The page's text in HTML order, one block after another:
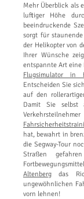
Mehr Überblick als
luftiger Höhe
beeindruckende
sorgt für
der Helikopter von
Ihrer Wünsche
entspannte Art eine
Flugsimulator in
Entscheiden Sie
auf den
Damit Sie selbst
hat, bewahrt in
die Segway-Tour
Straßen
Altenberg das
ungewöhnlichen
vorn lehnen!